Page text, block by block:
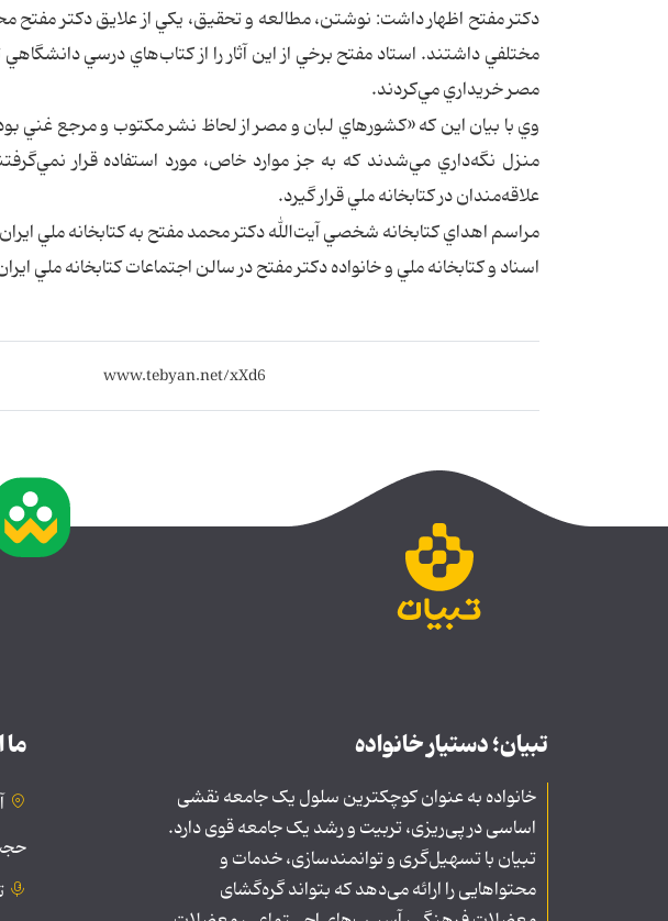
دكتر مفتح اظهار داشت: نوشتن، مطالعه و تحقيق، يكي از علايق دكتر
مختلفي داشتند. استاد مفتح برخي از اين آثار را از كتاب‌هاي درسي
مصر خريداري مي‌كردند.
وي با بيان اين كه «كشورهاي لبان و مصر از لحاظ نشر مكتوب و مرجع غني
منزل نگه‌داري مي‌شدند كه به جز موارد خاص، مورد استفاده قرار
علاقه‌مندان در كتابخانه ملي قرار گيرد.
اسناد و كتابخانه ملي و خانواده دكتر مفتح در سالن اجتماعات كتابخانه ملي
تبیان؛ دستیار خانواده
خانواده به عنوان کوچکترین سلول یک جامعه نقشی
اساسی در پی‌ریزی، تربیت و رشد یک جامعه قوی دارد.
تبیان با تسهیل‌گری و توانمندسازی، خدمات و
محتواهایی را ارائه می‌دهد که بتواند گره‌گشای
ما